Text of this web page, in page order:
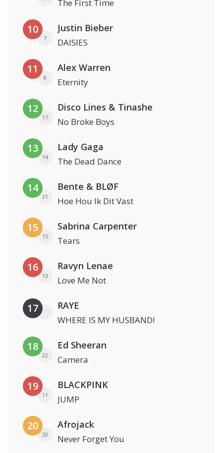
The First Time
10
7
Justin Bieber
DAISIES
11
8
Alex Warren
Eternity
12
17
Disco Lines & Tinashe
No Broke Boys
13
14
Lady Gaga
The Dead Dance
14
21
Bente & BLØF
Hoe Hou Ik Dit Vast
15
15
Sabrina Carpenter
Tears
16
13
Ravyn Lenae
Love Me Not
17 RAYE
WHERE IS MY HUSBAND!
18
22
Ed Sheeran
Camera
19
11
BLACKPINK
JUMP
20
20
Afrojack
Never Forget You